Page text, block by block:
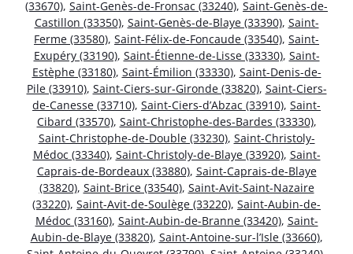
(33670), Saint-Genès-de-Fronsac (33240), Saint-Genès-de-
Castillon (33350), Saint-Genès-de-Blaye (33390), Saint-
Ferme (33580), Saint-Félix-de-Foncaude (33540), Saint-
Exupéry (33190), Saint-Étienne-de-Lisse (33330), Saint-
Estèphe (33180), Saint-Émilion (33330), Saint-Denis-de-
Pile (33910), Saint-Ciers-sur-Gironde (33820), Saint-Ciers-
de-Canesse (33710), Saint-Ciers-d’Abzac (33910), Saint-
Cibard (33570), Saint-Christophe-des-Bardes (33330),
Saint-Christophe-de-Double (33230), Saint-Christoly-
Médoc (33340), Saint-Christoly-de-Blaye (33920), Saint-
Caprais-de-Bordeaux (33880), Saint-Caprais-de-Blaye
(33820), Saint-Brice (33540), Saint-Avit-Saint-Nazaire
(33220), Saint-Avit-de-Soulège (33220), Saint-Aubin-de-
Médoc (33160), Saint-Aubin-de-Branne (33420), Saint-
Aubin-de-Blaye (33820), Saint-Antoine-sur-l’Isle (33660),